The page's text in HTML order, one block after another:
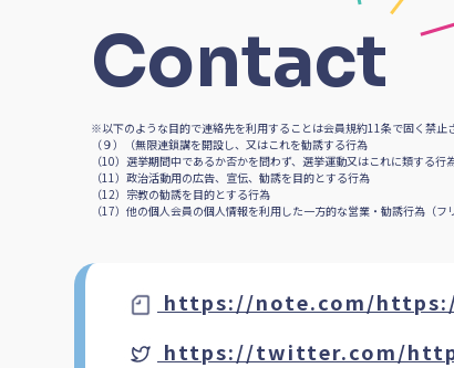
Contact
※以下のような目的で連絡先を利用することは会員規約11条で固く禁止
（９）（無限連鎖講を開設し、又はこれを勧誘する行為
（10）選挙期間中であるか否かを問わず、選挙運動又はこれに類する行
（11）政治活動用の広告、宣伝、勧誘を目的とする行為
（12）宗教の勧誘を目的とする行為
（17）他の個人会員の個人情報を利用した一方的な営業・勧誘行為（フ
https://note.com/
https://twitter.com/